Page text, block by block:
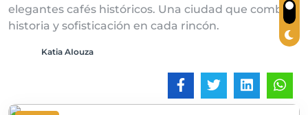
elegantes cafés históricos. Una ciudad que combina
historia y sofisticación en cada rincón.
Katia AIouza